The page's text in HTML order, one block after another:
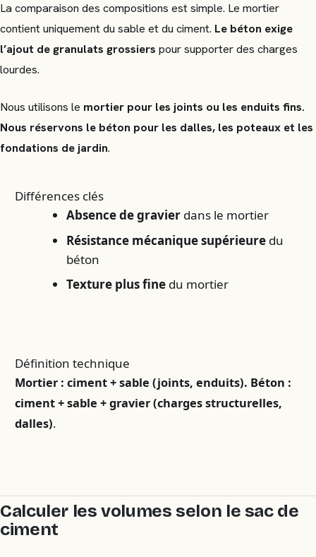
La comparaison des compositions est simple. Le mortier
contient uniquement du sable et du ciment. Le béton exige
l’ajout de granulats grossiers pour supporter des charges
lourdes.
Nous utilisons le mortier pour les joints ou les enduits fins.
Nous réservons le béton pour les dalles, les poteaux et les
fondations de jardin.
Différences clés
Absence de gravier dans le mortier
Résistance mécanique supérieure du
béton
Texture plus fine du mortier
Définition technique
Mortier : ciment + sable (joints, enduits). Béton :
ciment + sable + gravier (charges structurelles,
dalles).
Calculer les volumes selon le sac de
ciment